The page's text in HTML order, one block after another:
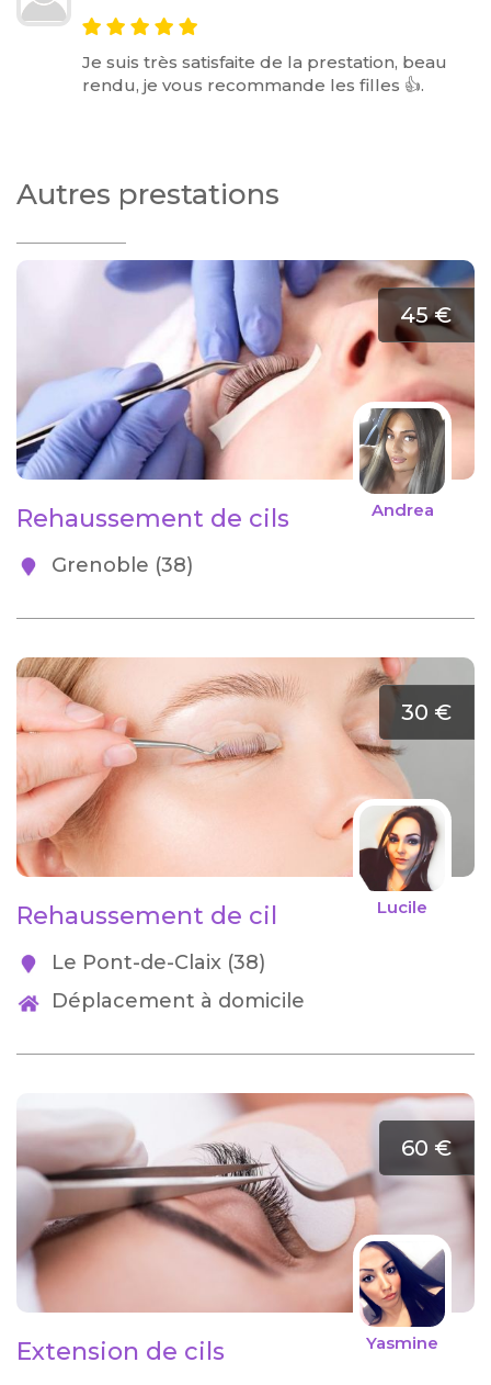
Je suis très satisfaite de la prestation, beau
rendu, je vous recommande les filles 👍.
Autres prestations
45 €
Andrea
Rehaussement de cils
Grenoble (38)
30 €
Lucile
Rehaussement de cil
Le Pont-de-Claix (38)
Déplacement à domicile
60 €
Yasmine
Extension de cils